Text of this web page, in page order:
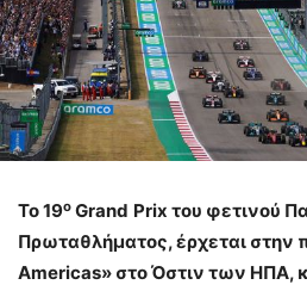
Το 19ο Grand Prix του φετινού
Πρωταθλήματος, έρχεται στην
Americas» στο Όστιν των ΗΠΑ,